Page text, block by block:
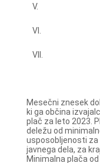
V.
VI.
VII.
Mesečni znesek
ki ga občina
plač za leto 2023.
deležu od
usposobljenosti za
javnega dela, za
Minimalna plača